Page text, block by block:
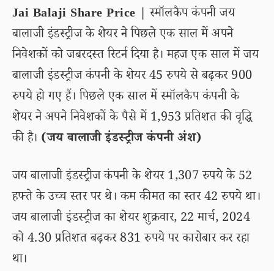
Jai Balaji Share Price | स्मॉलकैप कंपनी जय
बालाजी इंडस्ट्रीज के शेयर ने पिछले एक साल में अपने
निवेशकों को जबरदस्त रिटर्न दिया है। महज एक साल में जय
बालाजी इंडस्ट्रीज कंपनी के शेयर 45 रुपये से बढ़कर 900
रुपये हो गए हैं। पिछले एक साल में स्मॉलकैप कंपनी के
शेयर ने अपने निवेशकों के पैसे में 1,953 प्रतिशत की वृद्धि
की है। (जय बालाजी इंडस्ट्रीज कंपनी अंश)
जय बालाजी इंडस्ट्रीज कंपनी के शेयर 1,307 रुपये के 52
हफ्ते के उच्च स्तर पर थे। कम कीमत का स्तर 42 रुपये था।
जय बालाजी इंडस्ट्रीज का शेयर शुक्रवार, 22 मार्च, 2024
को 4.30 प्रतिशत बढ़कर 831 रुपये पर कारोबार कर रहा
था।